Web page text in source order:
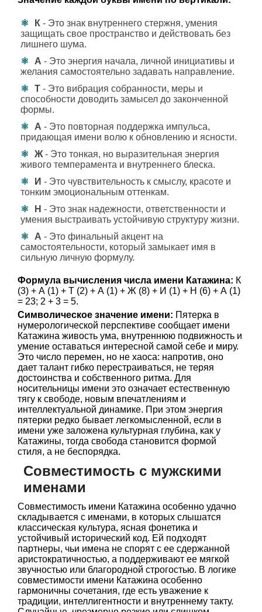
К - Это знак внутреннего стержня, умения
защищать свое пространство и действовать без
лишнего шума.
А - Это энергия начала, личной инициативы и
желания самостоятельно задавать направление.
Т - Это вибрация собранности, меры и
способности доводить замысел до законченной
формы.
А - Это повторная поддержка импульса,
придающая имени волю к обновлению и ясности.
Ж - Это тонкая, но выразительная энергия
живого темперамента и внутреннего блеска.
И - Это чувствительность к смыслу, красоте и
тонким эмоциональным оттенкам.
Н - Это знак надежности, ответственности и
умения выстраивать устойчивую структуру жизни.
А - Это финальный акцент на
самостоятельности, который замыкает имя в
сильную личную формулу.
Формула вычисления числа имени Катажина: К
(3) + А (1) + Т (2) + А (1) + Ж (8) + И (1) + Н (6) + А (1)
= 23; 2 + 3 = 5.
Символическое значение имени: Пятерка в
нумерологической перспективе сообщает имени
Катажина живость ума, внутреннюю подвижность и
умение оставаться интересной самой себе и миру.
Это число перемен, но не хаоса: напротив, оно
дает талант гибко перестраиваться, не теряя
достоинства и собственного ритма. Для
носительницы имени это означает естественную
тягу к свободе, новым впечатлениям и
интеллектуальной динамике. При этом энергия
пятерки редко бывает легкомысленной, если в
имени уже заложена культурная глубина, как у
Катажины, тогда свобода становится формой
стиля, а не беспорядка.
Совместимость с мужскими
именами
Совместимость имени Катажина особенно удачно
складывается с именами, в которых слышатся
классическая культура, ясная фонетика и
устойчивый исторический код. Ей подходят
партнеры, чьи имена не спорят с ее сдержанной
аристократичностью, а поддерживают ее мягкой
звучностью или благородной строгостью. В логике
совместимости имени Катажина особенно
гармоничны сочетания, где есть уважение к
традиции, интеллигентности и внутреннему такту.